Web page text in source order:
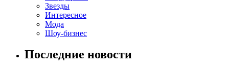
Звезды
Интересное
Мода
Шоу-бизнес
Последние новости